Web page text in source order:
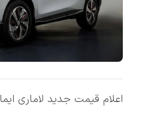
اعلام قیمت جدید لاماری ایما